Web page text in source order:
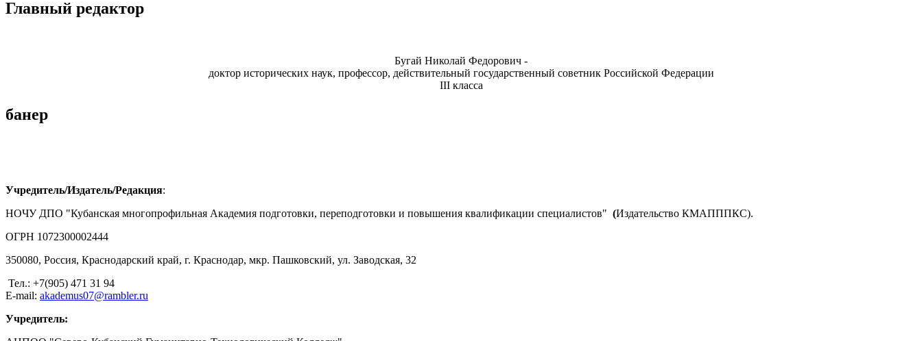
Главный редактор
Бугай Николай Федорович -
доктор исторических наук, профессор, действительный государственный советник Российской Федерации
III класса
банер
Учредитель/Издатель/Редакция:
НОЧУ ДПО "Кубанская многопрофильная Академия подготовки, переподготовки и повышения квалификации специалистов" (Издательство КМАПППКС).
ОГРН 1072300002444
350080, Россия, Краснодарский край, г. Краснодар, мкр. Пашковский, ул. Заводская, 32
Тел.: +7(905) 471 31 94
E-mail: akademus07@rambler.ru
Учредитель: